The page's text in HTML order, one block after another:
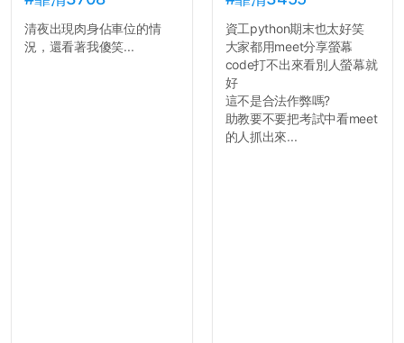
反正老人我明天就要搬離新
竹，之後如何發展與我無
用字上多加留意。有些語句
用說的可能會引人發笑或多
聽幾句，但寫成文字時只會
讓人感到疲乏。
2. 文章主題不明
在學生會臉書的貼文中
可以看到，全篇文章以連字
清夜出現肉身佔車位的情
況，還看著我傻笑...
資工python期末也太好笑
大家都用meet分享螢幕
code打不出來看別人螢幕就
好
這不是合法作弊嗎?
助教要不要把考試中看meet
的人抓出來...